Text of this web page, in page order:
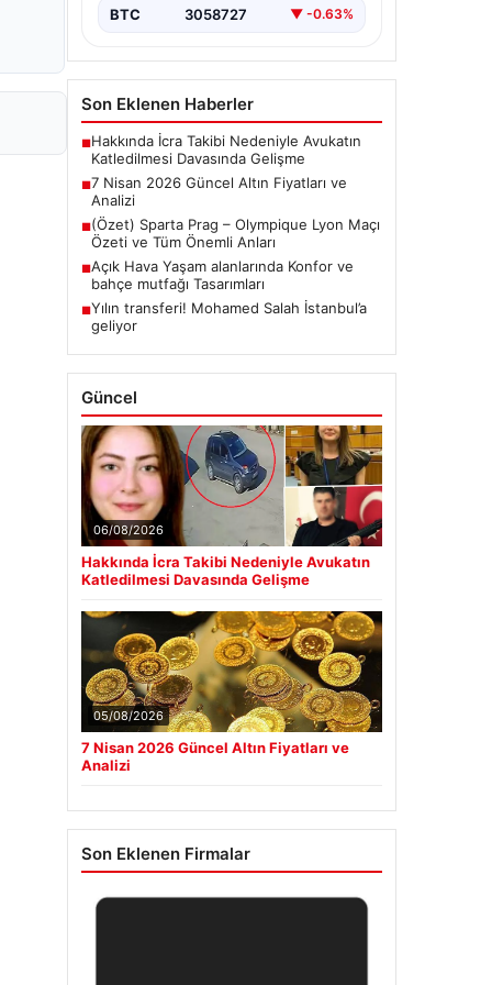
BTC 3058727 ▼ -0.63%
Son Eklenen Haberler
■Hakkında İcra Takibi Nedeniyle Avukatın
Katledilmesi Davasında Gelişme
■7 Nisan 2026 Güncel Altın Fiyatları ve
Analizi
■(Özet) Sparta Prag – Olympique Lyon Maçı
Özeti ve Tüm Önemli Anları
■Açık Hava Yaşam alanlarında Konfor ve
bahçe mutfağı Tasarımları
■Yılın transferi! Mohamed Salah İstanbul’a
geliyor
Güncel
06/08/2026
Hakkında İcra Takibi Nedeniyle Avukatın
Katledilmesi Davasında Gelişme
05/08/2026
7 Nisan 2026 Güncel Altın Fiyatları ve
Analizi
Son Eklenen Firmalar